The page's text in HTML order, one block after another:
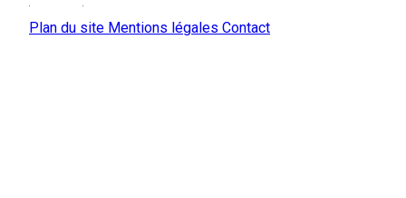
Plan du site Mentions légales Contact